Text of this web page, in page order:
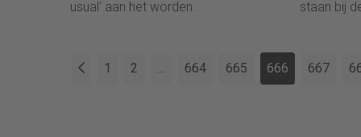
usual' aan het worden.
staan bij
gesteld
1 2 664 665 666 667